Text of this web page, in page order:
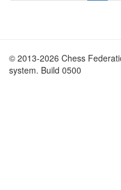
© 2013-2026 Chess
system. Build 0500